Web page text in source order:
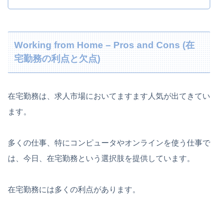
Working from Home – Pros and Cons (在
宅勤務の利点と欠点)
在宅勤務は、求人市場においてますます人気が出てきてい
ます。
多くの仕事、特にコンピュータやオンラインを使う仕事で
は、今日、在宅勤務という選択肢を提供しています。
在宅勤務には多くの利点があります。